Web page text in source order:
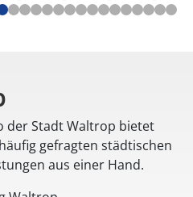
der Stadt Waltrop bietet
gefragten städtischen
aus einer Hand.